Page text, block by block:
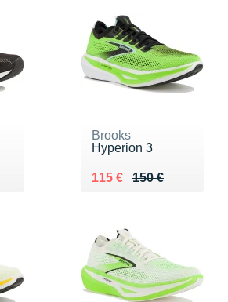
Brooks
Hyperion 3
150 €
Au lieu de 150 €
115 €
Vendu 115 €